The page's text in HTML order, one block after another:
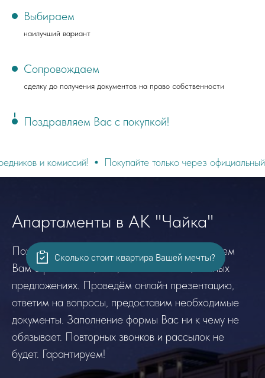
Выбираем
наилучший вариант
Сопровождаем
сделку до получения документов на право собственности
Поздравляем Вас с покупкой!
Покупайте только через официальный сайт
Апартаменты в АК "Чайка"
Пожалуйста, заполните форму*. Мы расскажем
Вам о реальных ценах, наличии и специальных
предложениях. Проведём онлайн презентацию,
ответим на вопросы, предоставим необходимые
документы. Заполнение формы Вас ни к чему не
обязывает. Повторных звонков и рассылок не
будет. Гарантируем!
Сколько стоит квартира Вашей мечты?